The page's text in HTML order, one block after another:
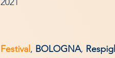
Festival, BOLOGNA,